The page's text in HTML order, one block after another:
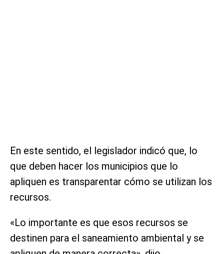
En este sentido, el legislador indicó que, lo
que deben hacer los municipios que lo
apliquen es transparentar cómo se utilizan los
recursos.
«Lo importante es que esos recursos se
destinen para el saneamiento ambiental y se